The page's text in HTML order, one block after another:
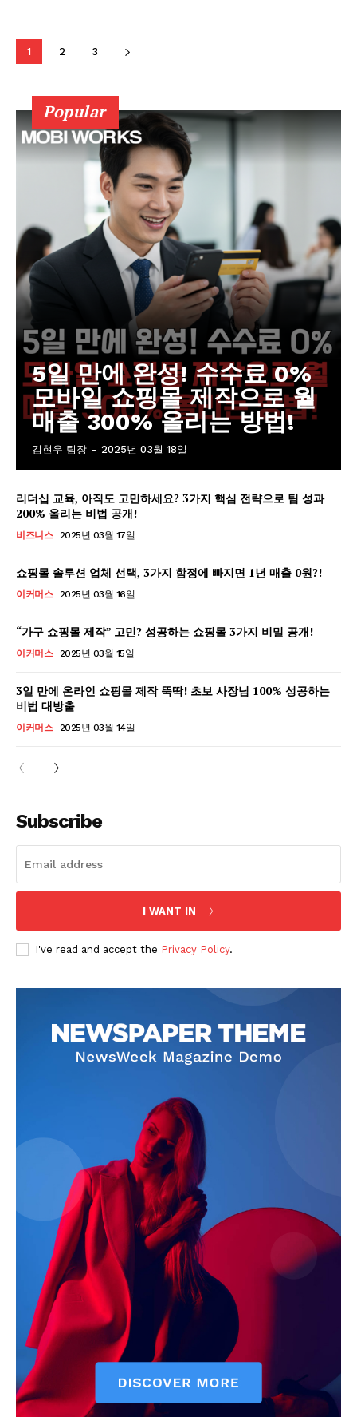
Company
회사소개
고객센터
광고 및 제휴문의
구독자 의견
개인정보취급방침
청소년보호정책
1 2 3
Popular
5일 만에 완성! 수수료 0%
모바일 쇼핑몰 제작으로 월
매출 300% 올리는 방법!
김현우 팀장 - 2025년 03월 18일
리더십 교육, 아직도 고민하세요? 3가지 핵심 전략으로 팀 성과
200% 올리는 비법 공개!
비즈니스 2025년 03월 17일
쇼핑몰 솔루션 업체 선택, 3가지 함정에 빠지면 1년 매출 0원?!
이커머스 2025년 03월 16일
“가구 쇼핑몰 제작” 고민? 성공하는 쇼핑몰 3가지 비밀 공개!
이커머스 2025년 03월 15일
3일 만에 온라인 쇼핑몰 제작 뚝딱! 초보 사장님 100% 성공하는
비법 대방출
이커머스 2025년 03월 14일
Subscribe
I WANT IN
I've read and accept the Privacy Policy.